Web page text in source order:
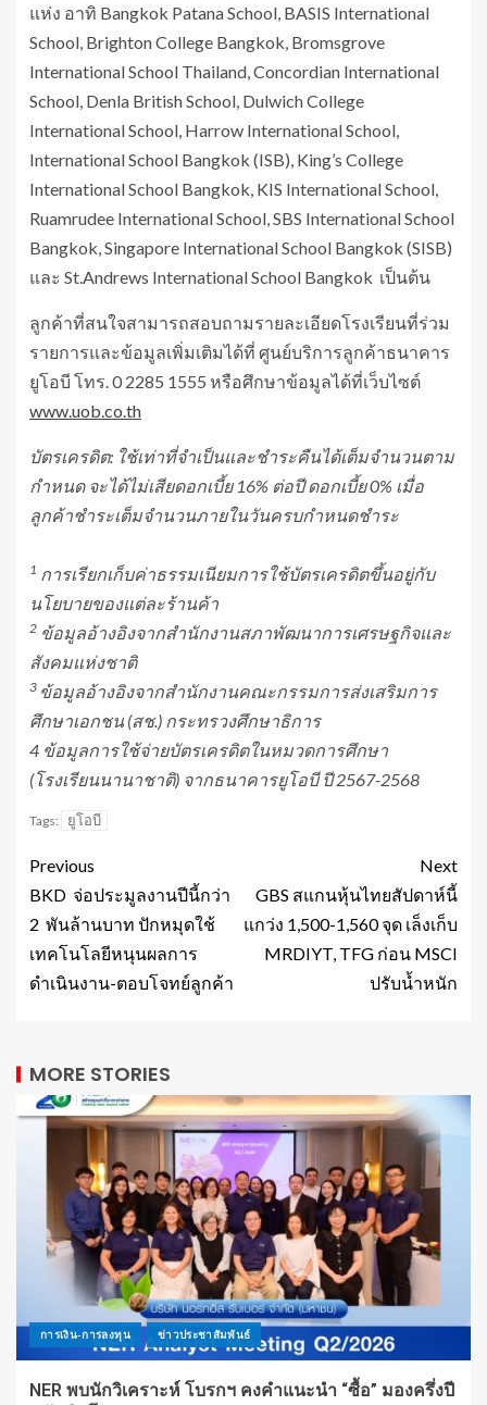
แห่ง อาทิ Bangkok Patana School, BASIS International
School, Brighton College Bangkok, Bromsgrove
International School Thailand, Concordian International
School, Denla British School, Dulwich College
International School, Harrow International School,
International School Bangkok (ISB), King’s College
International School Bangkok, KIS International School,
Ruamrudee International School, SBS International School
Bangkok, Singapore International School Bangkok (SISB)
และ St.Andrews International School Bangkok เป็นต้น
ลูกค้าที่สนใจสามารถสอบถามรายละเอียดโรงเรียนที่ร่วม
รายการและข้อมูลเพิ่มเติมได้ที่ ศูนย์บริการลูกค้าธนาคาร
ยูโอบี โทร. 0 2285 1555 หรือศึกษาข้อมูลได้ที่เว็บไซต์
www.uob.co.th
บัตรเครดิต: ใช้เท่าที่จำเป็นและชำระคืนได้เต็มจำนวนตาม
กำหนด จะได้ไม่เสียดอกเบี้ย 16% ต่อปี ดอกเบี้ย0% เมื่อ
ลูกค้าชำระเต็มจำนวนภายในวันครบกำหนดชำระ
1 การเรียกเก็บค่าธรรมเนียมการใช้บัตรเครดิตขึ้นอยู่กับ
นโยบายของแต่ละร้านค้า
2 ข้อมูลอ้างอิงจากสำนักงานสภาพัฒนาการเศรษฐกิจและ
สังคมแห่งชาติ
3 ข้อมูลอ้างอิงจากสำนักงานคณะกรรมการส่งเสริมการ
ศึกษาเอกชน (สช.) กระทรวงศึกษาธิการ
4 ข้อมูลการใช้จ่ายบัตรเครดิตในหมวดการศึกษา
(โรงเรียนนานาชาติ) จากธนาคารยูโอบี ปี 2567-2568
Tags: ยูโอบี
Previous
BKD จ่อประมูลงานปีนี้กว่า
2 พันล้านบาท ปักหมุดใช้
เทคโนโลยีหนุนผลการ
ดำเนินงาน-ตอบโจทย์ลูกค้า
Next
GBS สแกนหุ้นไทยสัปดาห์นี้
แกว่ง 1,500-1,560 จุด เล็งเก็บ
MRDIYT, TFG ก่อน MSCI
ปรับน้ำหนัก
MORE STORIES
การเงิน-การลงทุน ข่าวประชาสัมพันธ์
NER พบนักวิเคราะห์ โบรกฯ คงคำแนะนำ “ซื้อ” มองครึ่งปี